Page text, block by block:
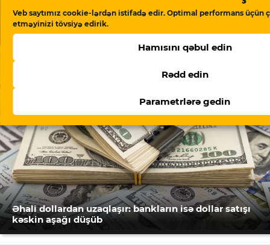
Veb saytımız cookie-lərdən istifadə edir. Optimal performans üçün
etməyinizi tövsiyə edirik.
Hamısını qəbul edin
Rədd edin
Parametrlərə gedin
Neft şirkətlərinin vergi ödəmələri 22 faizdən çox
azalıb
Əhali dollardan uzaqlaşır: bankların isə dollar satışı
kəskin aşağı düşüb